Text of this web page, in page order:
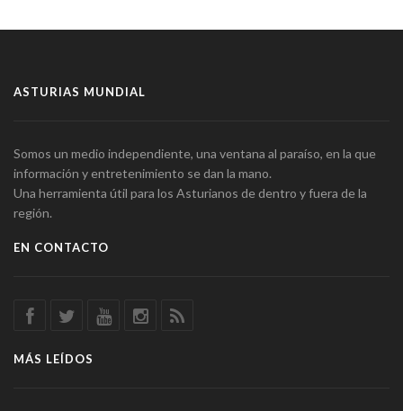
ASTURIAS MUNDIAL
Somos un medio independiente, una ventana al paraíso, en la que
información y entretenimiento se dan la mano.
Una herramienta útil para los Asturianos de dentro y fuera de la
región.
EN CONTACTO
MÁS LEÍDOS